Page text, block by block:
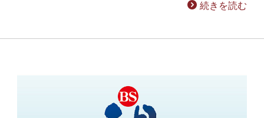
続きを読む